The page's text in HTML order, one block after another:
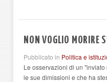
NON VOGLIO MORIRE
Pubblicato in Politica e
Le osservazioni di un
le sue dimissioni e che ha